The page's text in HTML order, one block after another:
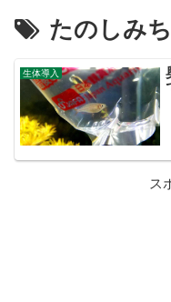
たのしみち
生体導入
ス